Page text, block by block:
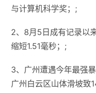
与计算机科学奖；;
2、​​8月5日成有记录以
缩短1.51毫秒；;
3、广州遭遇今年最强
广州白云区山体滑坡致